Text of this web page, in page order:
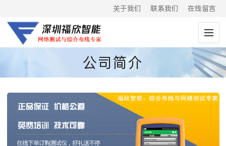
关于我们 联系我们 在线留言
公司简介